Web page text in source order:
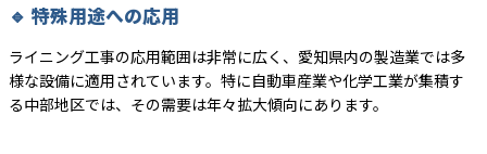
🔹 特殊用途への応用
ライニング工事の応用範囲は非常に広く、愛知県内の製造業では多
様な設備に適用されています。特に自動車産業や化学工業が集積す
る中部地区では、その需要は年々拡大傾向にあります。